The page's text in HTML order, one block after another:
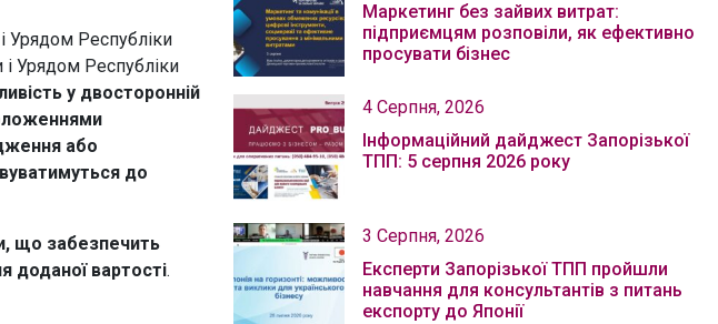
Урядом Республіки
Урядом Республіки
у двосторонній
або
до
що забезпечить
доданої вартості.
Маркетинг без зайвих витрат:
підприємцям розповіли, як ефективно
просувати бізнес
4 Серпня, 2026
Інформаційний дайджест Запорізької
ТПП: 5 серпня 2026 року
3 Серпня, 2026
Експерти Запорізької ТПП пройшли
навчання для консультантів з питань
експорту до Японії